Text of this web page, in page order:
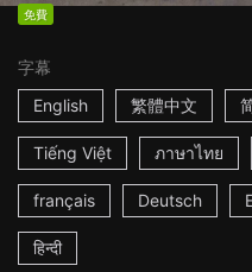
免費
字幕
English
繁體中文
Tiếng Việt ภาษาไทย
français Deutsch
हिन्दी